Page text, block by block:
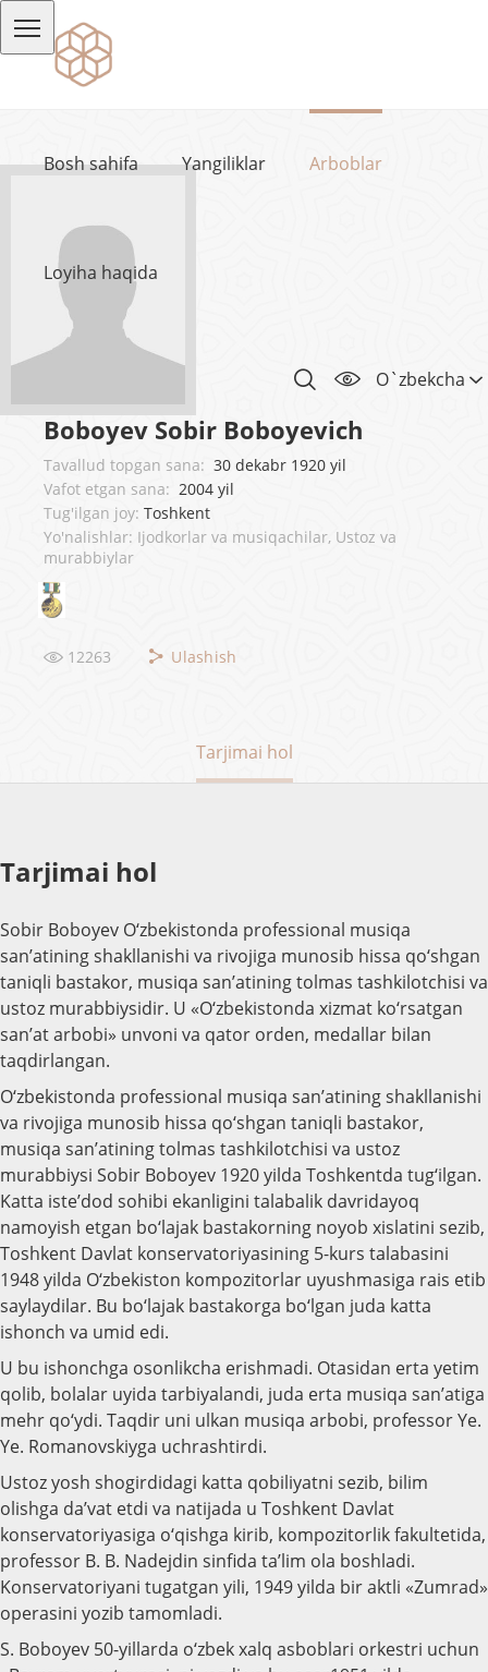
Bosh sahifa Yangiliklar Arboblar
Loyiha haqida
O`zbekcha
Boboyev Sobir Boboyevich
Tavallud topgan sana: 30 dekabr 1920 yil
Vafot etgan sana: 2004 yil
Tug'ilgan joy: Toshkent
Yo'nalishlar: Ijodkorlar va musiqachilar, Ustoz va
murabbiylar
12263 Ulashish
Tarjimai hol
Tarjimai hol
Sobir Boboyev O‘zbekistonda professional musiqa
san’atining shakllanishi va rivojiga munosib hissa qo‘shgan
taniqli bastakor, musiqa san’atining tolmas tashkilotchisi va
ustoz murabbiysidir. U «O‘zbekistonda xizmat ko‘rsatgan
san’at arbobi» unvoni va qator orden, medallar bilan
taqdirlangan.
O‘zbekistonda professional musiqa san’atining shakllanishi
va rivojiga munosib hissa qo‘shgan taniqli bastakor,
musiqa san’atining tolmas tashkilotchisi va ustoz
murabbiysi Sobir Boboyev 1920 yilda Toshkentda tug‘ilgan.
Katta iste’dod sohibi ekanligini talabalik davridayoq
namoyish etgan bo‘lajak bastakorning noyob xislatini sezib,
Toshkent Davlat konservatoriyasining 5-kurs talabasini
1948 yilda O‘zbekiston kompozitorlar uyushmasiga rais etib
saylaydilar. Bu bo‘lajak bastakorga bo‘lgan juda katta
ishonch va umid edi.
U bu ishonchga osonlikcha erishmadi. Otasidan erta yetim
qolib, bolalar uyida tarbiyalandi, juda erta musiqa san’atiga
mehr qo‘ydi. Taqdir uni ulkan musiqa arbobi, professor Ye.
Ye. Romanovskiyga uchrashtirdi.
Ustoz yosh shogirdidagi katta qobiliyatni sezib, bilim
olishga da’vat etdi va natijada u Toshkent Davlat
konservatoriyasiga o‘qishga kirib, kompozitorlik fakultetida,
professor B. B. Nadejdin sinfida ta’lim ola boshladi.
Konservatoriyani tugatgan yili, 1949 yilda bir aktli «Zumrad»
operasini yozib tamomladi.
S. Boboyev 50-yillarda o‘zbek xalq asboblari orkestri uchun